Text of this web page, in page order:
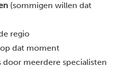
(sommigen willen dat
regio
dat moment
door meerdere specialisten